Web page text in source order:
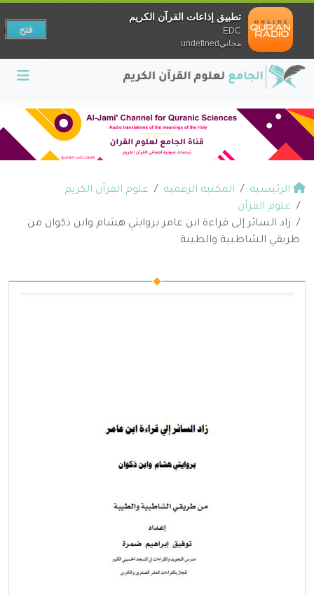
الرئيسية المكتبة الرقمية
علوم القرآن الكريم
علوم القرآن
زاد السائر إلى قراءة ابن عامر بروايتي هشام وابن ذكوان من
طريقي الشاطبية والطيبة
تطبيق إذاعات القرآن الكريم
EDC
مجانيundefined
فتح